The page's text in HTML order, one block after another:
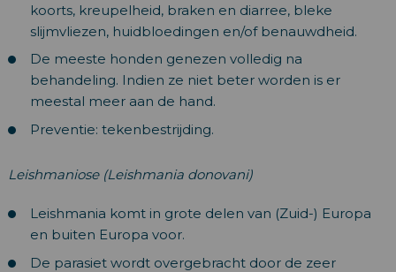
koorts, kreupelheid, braken en diarree, bleke
slijmvliezen, huidbloedingen en/of benauwdheid.
De meeste honden genezen volledig na
behandeling. Indien ze niet beter worden is er
meestal meer aan de hand.
Preventie: tekenbestrijding.
Leishmaniose (Leishmania donovani)
Leishmania komt in grote delen van (Zuid-) Europa
en buiten Europa voor.
De parasiet wordt overgebracht door de zeer